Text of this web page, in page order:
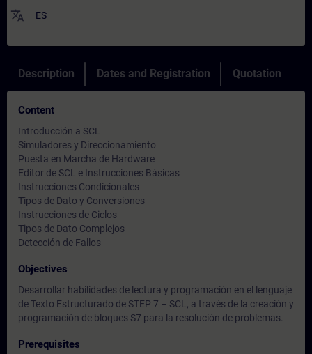
translate ES
Description Dates and Registration Quotation
Content
Introducción a SCL
Simuladores y Direccionamiento
Puesta en Marcha de Hardware
Editor de SCL e Instrucciones Básicas
Instrucciones Condicionales
Tipos de Dato y Conversiones
Instrucciones de Ciclos
Tipos de Dato Complejos
Detección de Fallos
Objectives
Desarrollar habilidades de lectura y programación en el lenguaje
de Texto Estructurado de STEP 7 – SCL, a través de la creación y
programación de bloques S7 para la resolución de problemas.
Prerequisites